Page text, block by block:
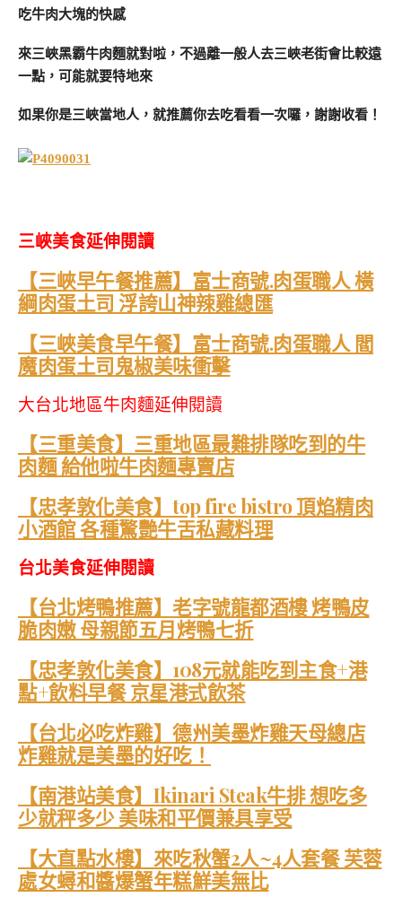
吃牛肉大塊的快感
來三峽黑霸牛肉麵就對啦，不過離一般人去三峽老街會比較遠
一點，可能就要特地來
如果你是三峽當地人，就推薦你去吃看看一次囉，謝謝收看！
三峽美食延伸閱讀
【三峽早午餐推薦】富士商號.肉蛋職人 橫
綱肉蛋土司 浮誇山神辣雞總匯
【三峽美食早午餐】富士商號.肉蛋職人 閻
魔肉蛋土司鬼椒美味衝擊
大台北地區牛肉麵延伸閱讀
【三重美食】三重地區最難排隊吃到的牛
肉麵 給他啦牛肉麵專賣店
【忠孝敦化美食】top fire bistro 頂焰精肉
小酒館 各種驚艷牛舌私藏料理
台北美食延伸閱讀
【台北烤鴨推薦】老字號龍都酒樓 烤鴨皮
脆肉嫩 母親節五月烤鴨七折
【忠孝敦化美食】108元就能吃到主食+港
點+飲料早餐 京星港式飲茶
【台北必吃炸雞】德州美墨炸雞天母總店
炸雞就是美墨的好吃！
【南港站美食】Ikinari Steak牛排 想吃多
少就秤多少 美味和平價兼具享受
【大直點水樓】來吃秋蟹2人~4人套餐 芙蓉
處女蟳和醬爆蟹年糕鮮美無比